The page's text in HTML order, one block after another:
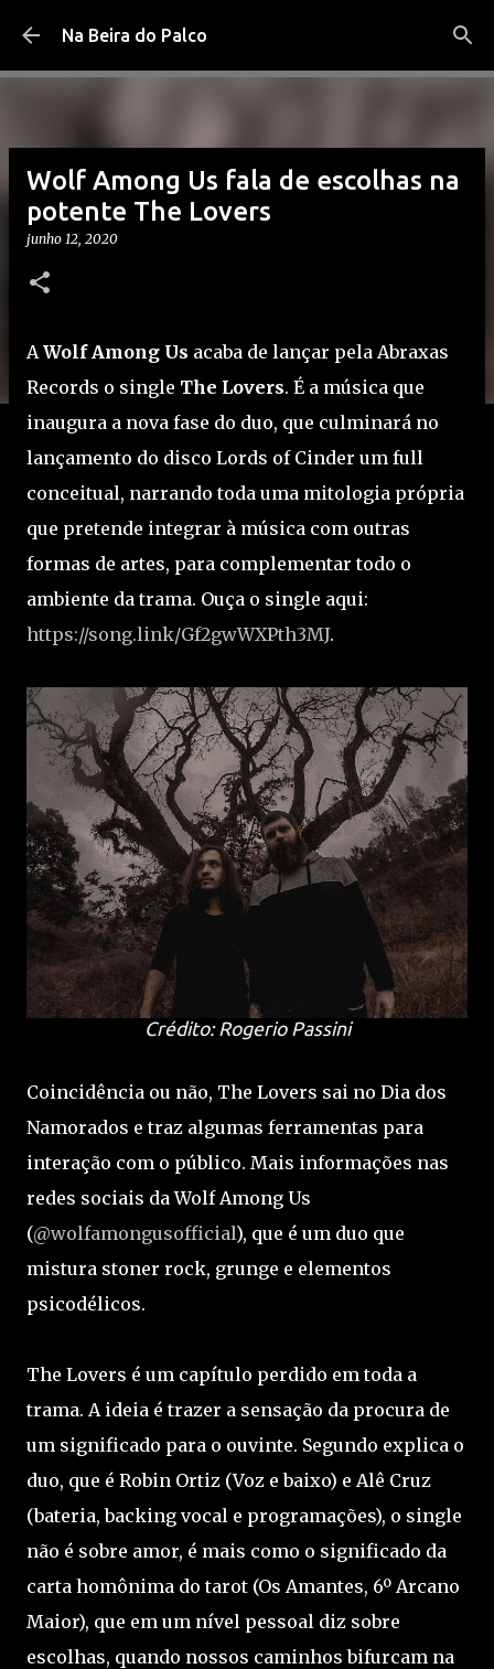
Pular para o conteúdo principal
Na Beira do Palco
Wolf Among Us fala de escolhas na
potente The Lovers
junho 12, 2020
AWolf Among Us acaba de lançar pela Abraxas
Records o single The Lovers. É a música que
inaugura a nova fase do duo, que culminará no
lançamento do disco Lords of Cinder um full
conceitual, narrando toda uma mitologia própria
que pretende integrar à música com outras
formas de artes, para complementar todo o
ambiente da trama. Ouça o single aqui:
https://song.link/Gf2gwWXPth3MJ.
Crédito: Rogerio Passini
Coincidência ou não, The Lovers sai no Dia dos
Namorados e traz algumas ferramentas para
interação com o público. Mais informações nas
redes sociais da Wolf Among Us
(@wolfamongusofficial), que é um duo que
mistura stoner rock, grunge e elementos
psicodélicos.
The Lovers é um capítulo perdido em toda a
trama. A ideia é trazer a sensação da procura de
um significado para o ouvinte. Segundo explica o
duo, que é Robin Ortiz (Voz e baixo) e Alê Cruz
(bateria, backing vocal e programações), o single
não é sobre amor, é mais como o significado da
carta homônima do tarot (Os Amantes, 6º Arcano
Maior), que em um nível pessoal diz sobre
escolhas, quando nossos caminhos bifurcam na